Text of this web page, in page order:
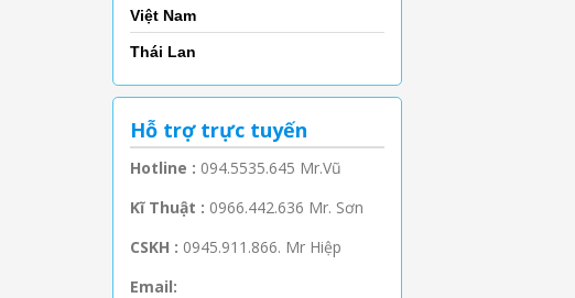
Việt Nam
Thái Lan
Hỗ trợ trực tuyến
Hotline : 094.5535.645 Mr.Vũ
Kĩ Thuật : 0966.442.636 Mr. Sơn
CSKH : 0945.911.866. Mr Hiệp
Email: